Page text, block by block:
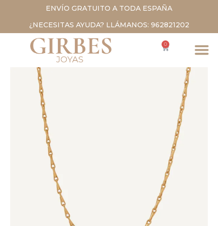
ENVÍO GRATUITO A TODA ESPAÑA
¿NECESITAS AYUDA? LLÁMANOS: 962821202
0